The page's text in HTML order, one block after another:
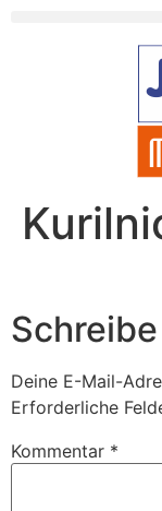
Deine E-Mail-
Erforderliche
Kommentar *